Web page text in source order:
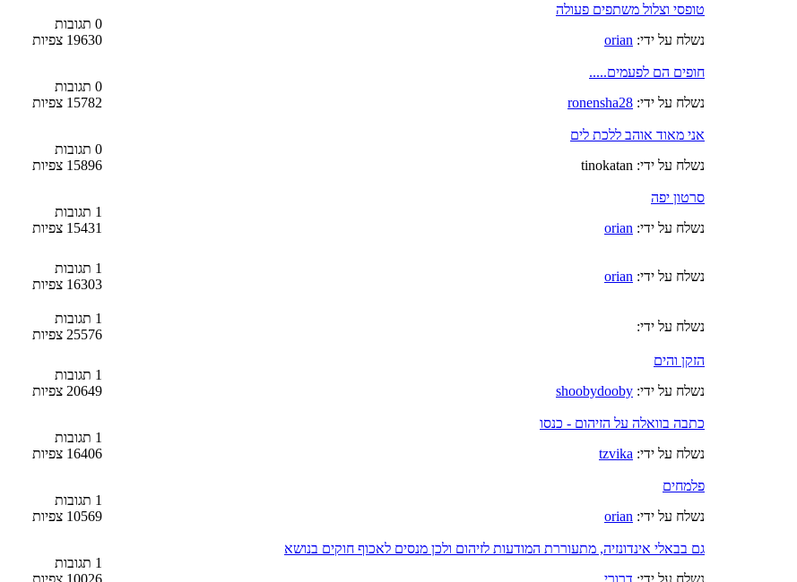
טופסי וצלול משתפים פעולה
נשלח על ידי: orian
0 תגובות
19630 צפיות
חופים הם לפעמים.....
נשלח על ידי: ronensha28
0 תגובות
15782 צפיות
אני מאוד אוהב ללכת לים
נשלח על ידי: tinokatan
0 תגובות
15896 צפיות
סרטון יפה
נשלח על ידי: orian
1 תגובות
15431 צפיות
נשלח על ידי: orian
1 תגובות
16303 צפיות
נשלח על ידי:
1 תגובות
25576 צפיות
הזקן והים
נשלח על ידי: shoobydooby
1 תגובות
20649 צפיות
כתבה בוואלה על הזיהום - כנסו
נשלח על ידי: tzvika
1 תגובות
16406 צפיות
פלמחים
נשלח על ידי: orian
1 תגובות
10569 צפיות
גם בבאלי אינדונזיה, מתעוררת המודעות לזיהום ולכן מנסים לאכוף חוקים בנושא
נשלח על ידי: דרורי
1 תגובות
10026 צפיות